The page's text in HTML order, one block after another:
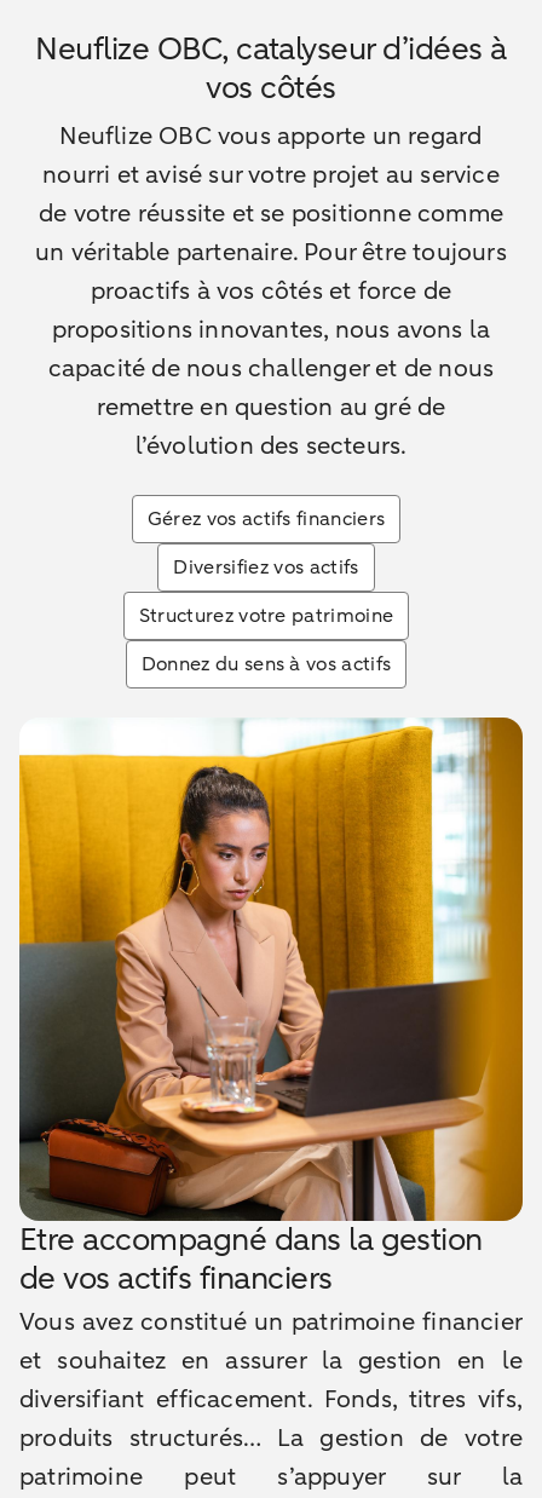
Neuflize OBC, catalyseur d’idées à
vos côtés
Neuflize OBC vous apporte un regard
nourri et avisé sur votre projet au service
de votre réussite et se positionne comme
un véritable partenaire. Pour être toujours
proactifs à vos côtés et force de
propositions innovantes, nous avons la
capacité de nous challenger et de nous
remettre en question au gré de
l’évolution des secteurs.
Gérez vos actifs financiers
Diversifiez vos actifs
Structurez votre patrimoine
Donnez du sens à vos actifs
Etre accompagné dans la gestion
de vos actifs financiers
Vous avez constitué un patrimoine financier
et souhaitez en assurer la gestion en le
diversifiant efficacement. Fonds, titres vifs,
produits structurés… La gestion de votre
patrimoine peut s’appuyer sur la